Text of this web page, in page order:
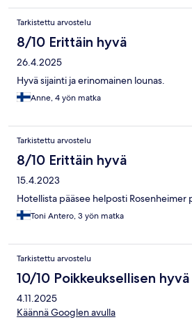
Tarkistettu arvostelu
8/10 Erittäin hyvä
26.4.2025
Hyvä sijainti ja erinomainen lounas.
Anne, 4 yön matka
Tarkistettu arvostelu
8/10 Erittäin hyvä
15.4.2023
Hotellista pääsee helposti Rosenheimer
Toni Antero, 3 yön matka
Tarkistettu arvostelu
10/10 Poikkeuksellisen hyvä
4.11.2025
Käännä Googlen avulla